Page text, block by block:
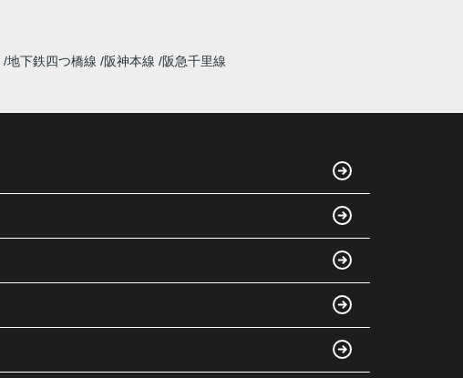
地下鉄四つ橋線 阪神本線
阪急千里線